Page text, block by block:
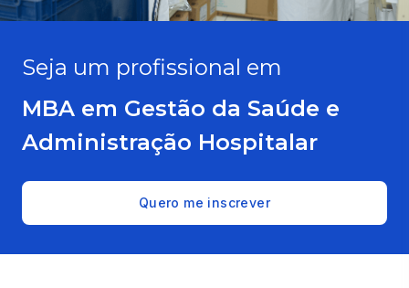
Seja um profissional em
MBA em Gestão da Saúde e
Administração Hospitalar
Quero me inscrever